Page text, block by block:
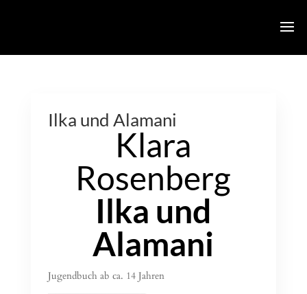
Ilka und Alamani
Klara
Rosenberg
Ilka und
Alamani
Jugendbuch ab ca. 14 Jahren